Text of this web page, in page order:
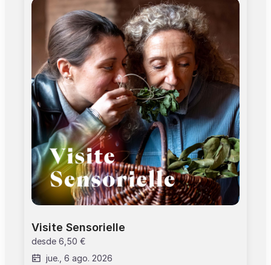
gratuité d'entrée dans les musées et
monuments de Toulouse et de 15% de remise
dans la boutique avec le Pass Tourisme (limité à
5% en librairie). Pass Toulouse +: afin de valider
ce billet, merci de vous présenter à l’accueil du
site.
Visite Sensorielle
desde 6,50 €
jue., 6 ago. 2026